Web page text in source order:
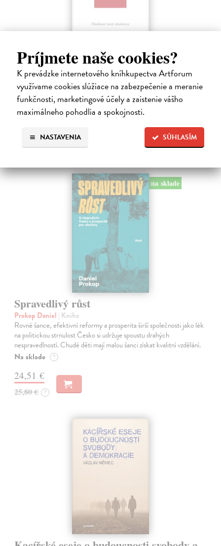
Príjmete naše cookies?
K prevádzke internetového kníhkupectva Artforum
využívame cookies slúžiace na zabezpečenie a meranie
funkčnosti, marketingové účely a zaistenie vášho
maximálneho pohodlia a spokojnosti.
SÚHLASÍM
NASTAVENIA
Disidenti mezi disidenty
Budrajtskis Ilja Borisovič| Kniha
Kniha Ilji Budrajtskise (* 1981) je působivou mozaikou esejů, studií a
úvah, v nichž autor mapuje historii, místo, tradici a roli disidentského
hnutí v moderních sovětských a ruských dějinách. Nabízí však…
Dodávateľ nemá titul na sklade. Dodanie do 30 dní, pri
starších tituloch nevieme dodanie garantovať.
12,24 €
13,60 € ?
na sklade
Spravedlivý růst
Prokop Daniel | Kniha
Rovné šance, efektivní reformy a prosperita širší společnosti jako lék
na politickou strnulost Česko si udržuje spoustu drahých
nespravedlností. Chudé děti mají malou šanci získat kvalitní vzdělání.
Na sklade ?
24,51 €
25,80 € ?